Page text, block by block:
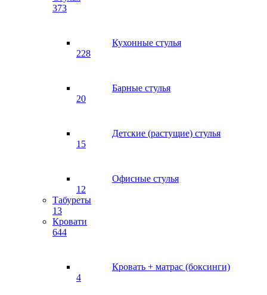
373
Кухонные стулья
228
Барные стулья
20
Детские (растущие) стулья
15
Офисные стулья
12
Табуреты
13
Кровати
644
Кровать + матрас (боксинги)
4